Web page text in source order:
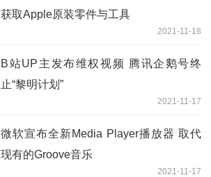
获取Apple原装零件与工具
2021-11-18
B站UP主发布维权视频 腾讯企鹅号终
止“黎明计划”
2021-11-17
微软宣布全新Media Player播放器 取代
现有的Groove音乐
2021-11-17